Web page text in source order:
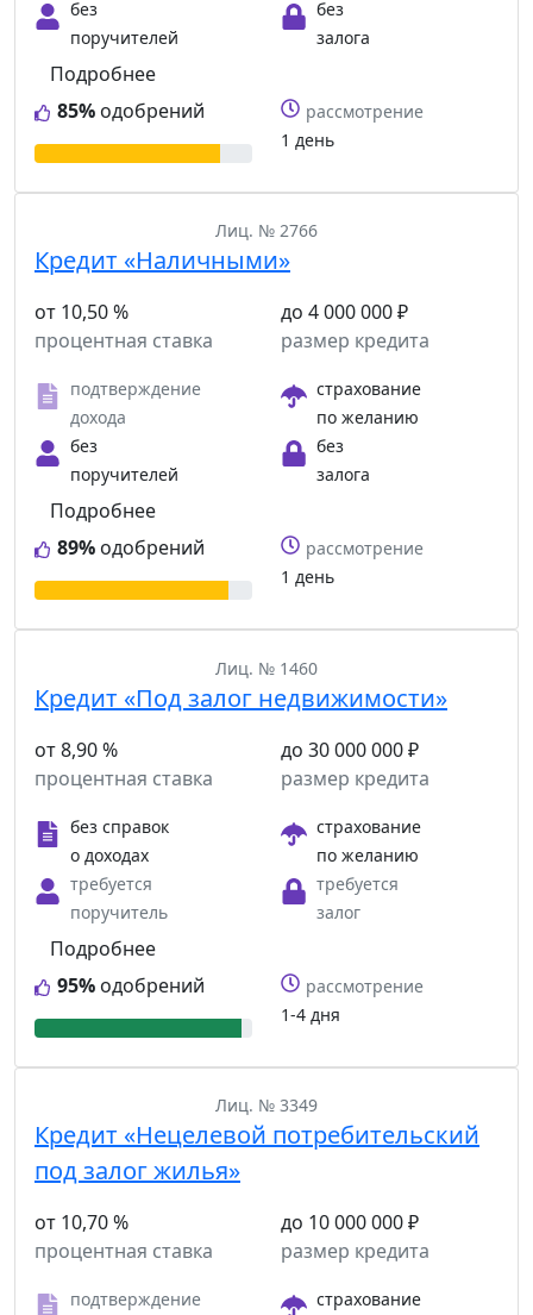
без
поручителей
без
залога
85% одобрений
Подробнее
рассмотрение
1 день
Лиц. № 2766
Кредит «Наличными»
от 10,50 %
процентная ставка
до 4 000 000 ₽
размер кредита
подтверждение
дохода
страхование
по желанию
без
поручителей
без
залога
89% одобрений
Подробнее
рассмотрение
1 день
Лиц. № 1460
Кредит «Под залог недвижимости»
от 8,90 %
процентная ставка
до 30 000 000 ₽
размер кредита
без справок
о доходах
страхование
по желанию
требуется
поручитель
требуется
залог
95% одобрений
Подробнее
рассмотрение
1-4 дня
Лиц. № 3349
Кредит «Нецелевой потребительский
под залог жилья»
от 10,70 %
процентная ставка
до 10 000 000 ₽
размер кредита
подтверждение
страхование